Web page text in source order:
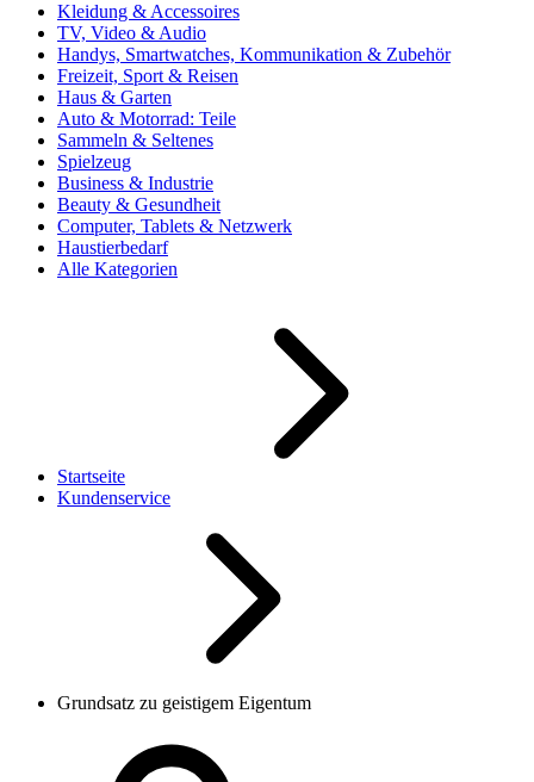
Kleidung & Accessoires
TV, Video & Audio
Handys, Smartwatches, Kommunikation & Zubehör
Freizeit, Sport & Reisen
Haus & Garten
Auto & Motorrad: Teile
Sammeln & Seltenes
Spielzeug
Business & Industrie
Beauty & Gesundheit
Computer, Tablets & Netzwerk
Haustierbedarf
Alle Kategorien
Startseite
Kundenservice
Grundsatz zu geistigem Eigentum